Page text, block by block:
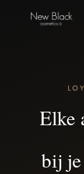
Elke
bij je